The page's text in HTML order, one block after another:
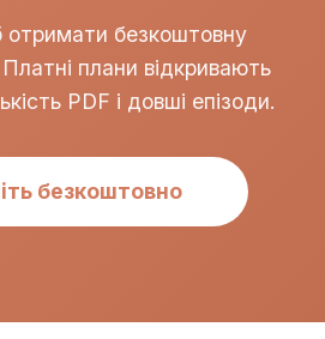
отримати безкоштовну
плани відкривають
PDF і довші епізоди.
безкоштовно